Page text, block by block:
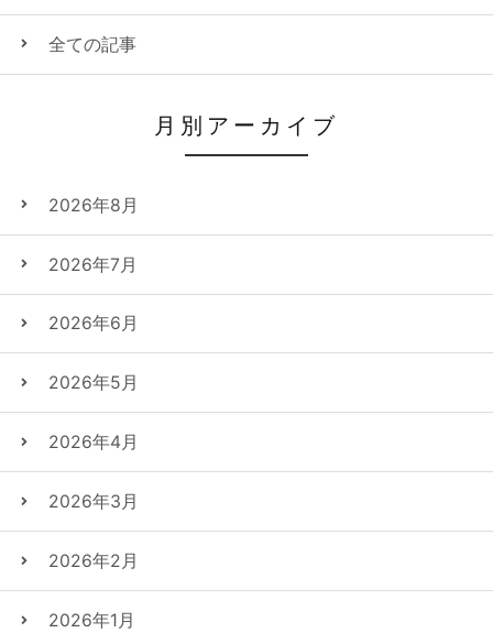
全ての記事
月別アーカイブ
2026年8月
2026年7月
2026年6月
2026年5月
2026年4月
2026年3月
2026年2月
2026年1月